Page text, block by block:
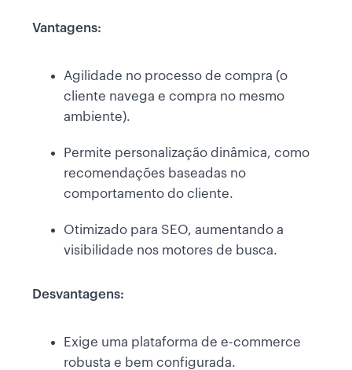
Vantagens:
Agilidade no processo de compra (o
cliente navega e compra no mesmo
ambiente).
Permite personalização dinâmica, como
recomendações baseadas no
comportamento do cliente.
Otimizado para SEO, aumentando a
visibilidade nos motores de busca.
Desvantagens:
Exige uma plataforma de e-commerce
robusta e bem configurada.